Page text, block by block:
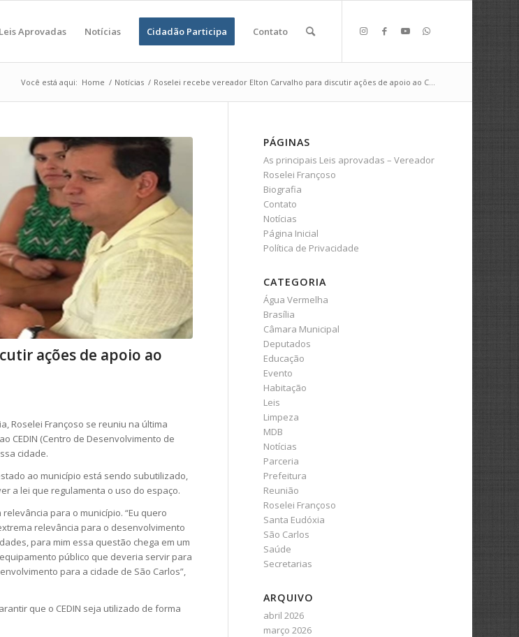
Aprovadas Notícias Cidadão Participa Contato
Você está aqui: Home / Notícias / Roselei recebe vereador Elton Carvalho para discutir ações de apoio ao C...
ações de apoio ao
Roselei Françoso se reuniu na última
CEDIN (Centro de Desenvolvimento de
cidade.
ao município está sendo subutilizado,
a lei que regulamenta o uso do espaço.
para o município. “Eu quero
relevância para o desenvolvimento
para mim essa questão chega em um
público que deveria servir para
para a cidade de São Carlos”,
que o CEDIN seja utilizado de forma
PÁGINAS
As principais Leis aprovadas – Vereador
Roselei Françoso
Biografia
Contato
Notícias
Página Inicial
Política de Privacidade
CATEGORIA
Água Vermelha
Brasília
Câmara Municipal
Deputados
Educação
Evento
Habitação
Leis
Limpeza
MDB
Notícias
Parceria
Prefeitura
Reunião
Roselei Françoso
Santa Eudóxia
São Carlos
Saúde
Secretarias
ARQUIVO
abril 2026
março 2026